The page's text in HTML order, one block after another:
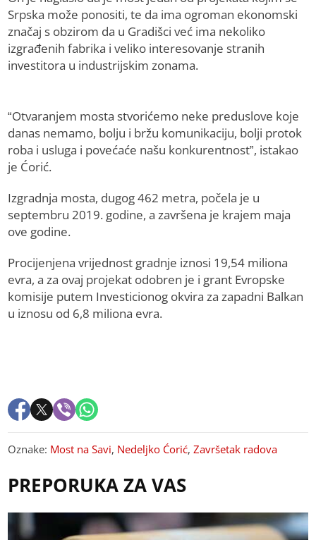
Srpska može ponositi, te da ima ogroman ekonomski
značaj s obzirom da u Gradišci već ima nekoliko
izgrađenih fabrika i veliko interesovanje stranih
investitora u industrijskim zonama.
“Otvaranjem mosta stvorićemo neke preduslove koje
danas nemamo, bolju i bržu komunikaciju, bolji protok
roba i usluga i povećaće našu konkurentnost”, istakao
je Ćorić.
Izgradnja mosta, dugog 462 metra, počela je u
septembru 2019. godine, a završena je krajem maja
ove godine.
Procijenjena vrijednost gradnje iznosi 19,54 miliona
evra, a za ovaj projekat odobren je i grant Evropske
komisije putem Investicionog okvira za zapadni Balkan
u iznosu od 6,8 miliona evra.
Oznake: Most na Savi, Nedeljko Ćorić,Završetak radova
PREPORUKA ZA VAS